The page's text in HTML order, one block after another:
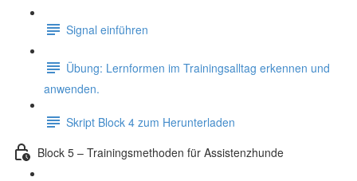
Signal einführen
Übung: Lernformen im Trainingsalltag erkennen und
anwenden.
Skript Block 4 zum Herunterladen
Block 5 – Trainingsmethoden für Assistenzhunde